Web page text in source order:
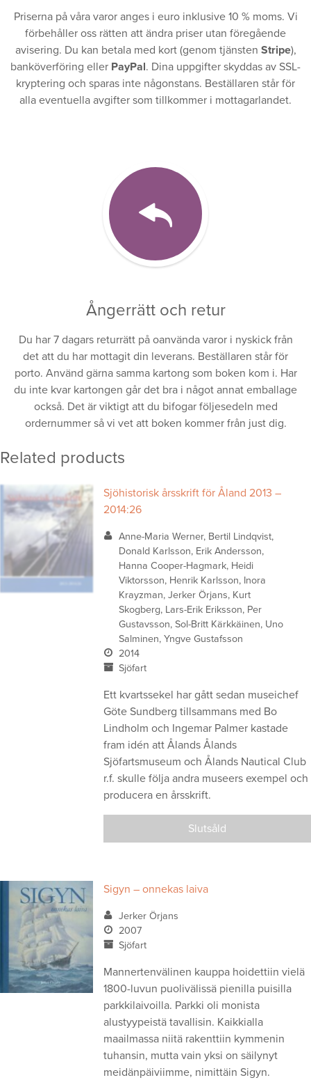
Priserna på våra varor anges i euro inklusive 10 % moms. Vi
förbehåller oss rätten att ändra priser utan föregående
avisering. Du kan betala med kort (genom tjänsten Stripe),
banköverföring eller PayPal. Dina uppgifter skyddas av SSL-
kryptering och sparas inte någonstans. Beställaren står för
alla eventuella avgifter som tillkommer i mottagarlandet.
Ångerrätt och retur
Du har 7 dagars returrätt på oanvända varor i nyskick från
det att du har mottagit din leverans. Beställaren står för
porto. Använd gärna samma kartong som boken kom i. Har
du inte kvar kartongen går det bra i något annat emballage
också. Det är viktigt att du bifogar följesedeln med
ordernummer så vi vet att boken kommer från just dig.
Related products
Sjöhistorisk årsskrift för Åland 2013 –
2014:26
Anne-Maria Werner, Bertil Lindqvist,
Donald Karlsson, Erik Andersson,
Hanna Cooper-Hagmark, Heidi
Viktorsson, Henrik Karlsson, Inora
Krayzman, Jerker Örjans, Kurt
Skogberg, Lars-Erik Eriksson, Per
Gustavsson, Sol-Britt Kärkkäinen, Uno
Salminen, Yngve Gustafsson
2014
Sjöfart
Ett kvartssekel har gått sedan museichef
Göte Sundberg tillsammans med Bo
Lindholm och Ingemar Palmer kastade
fram idén att Ålands Ålands
Sjöfartsmuseum och Ålands Nautical Club
r.f. skulle följa andra museers exempel och
producera en årsskrift.
Slutsåld
Sigyn – onnekas laiva
Jerker Örjans
2007
Sjöfart
Mannertenvälinen kauppa hoidettiin vielä
1800-luvun puolivälissä pienilla puisilla
parkkilaivoilla. Parkki oli monista
alustyypeistä tavallisin. Kaikkialla
maailmassa niitä rakenttiin kymmenin
tuhansin, mutta vain yksi on säilynyt
meidänpäiviimme, nimittäin Sigyn.